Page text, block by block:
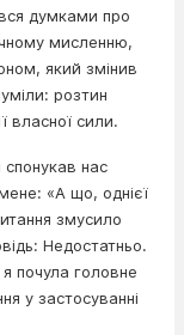
думками про
мисленню,
який змінив
розтин
власної сили.
спонукав нас
«А що, однієї
змусило
Недостатньо.
почула головне
у застосуванні